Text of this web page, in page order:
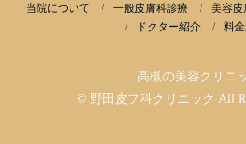
当院について 一般皮膚科診療 美容皮
ドクター紹介
料
高槻の美容クリニ
© 野田皮フ科クリニック All